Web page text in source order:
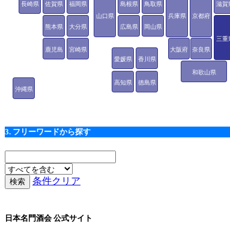
三重
滋賀
京都府
大阪府
兵庫県
奈良県
和歌山県
鳥取県
島根県
岡山県
広島県
山口県
徳島県
香川県
愛媛県
高知県
福岡県
佐賀県
長崎県
熊本県 大分県
宮崎県
鹿児島
沖縄県
3. フリーワードから探す
条件クリア
日本名門酒会 公式サイト